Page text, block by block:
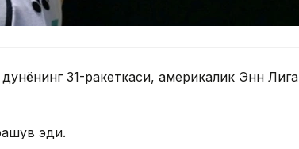
31-ракеткаси, америкалик Энн Лига
эди.